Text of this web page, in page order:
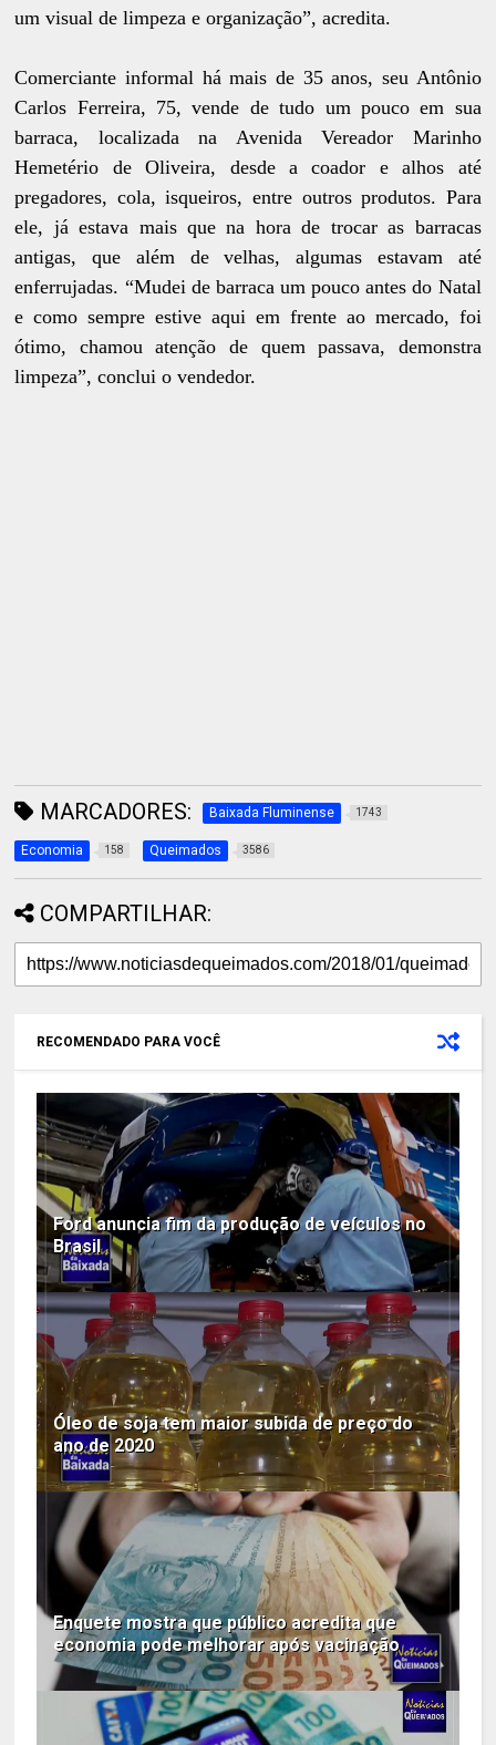
um visual de limpeza e organização”, acredita.
Comerciante informal há mais de 35 anos, seu Antônio
Carlos Ferreira, 75, vende de tudo um pouco em sua
barraca, localizada na Avenida Vereador Marinho
Hemetério de Oliveira, desde a coador e alhos até
pregadores, cola, isqueiros, entre outros produtos. Para
ele, já estava mais que na hora de trocar as barracas
antigas, que além de velhas, algumas estavam até
enferrujadas. “Mudei de barraca um pouco antes do Natal
e como sempre estive aqui em frente ao mercado, foi
ótimo, chamou atenção de quem passava, demonstra
limpeza”, conclui o vendedor.
MARCADORES: Baixada Fluminense 1743
Economia 158 Queimados 3586
COMPARTILHAR:
RECOMENDADO PARA VOCÊ
Ford anuncia fim da produção de veículos no
Brasil
Óleo de soja tem maior subida de preço do
ano de 2020
Enquete mostra que público acredita que
economia pode melhorar após vacinação